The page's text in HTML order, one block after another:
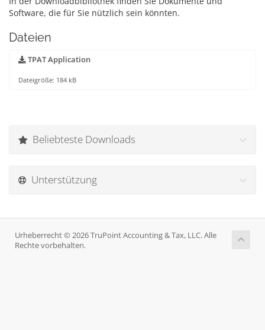
Software, die für Sie nützlich sein könnten.
Dateien
TPAT Application
Dateigröße: 184 kB
Beliebteste Downloads
Unterstützung
Urheberrecht © 2026 TruPoint Accounting & Tax, LLC. Alle
Rechte vorbehalten.